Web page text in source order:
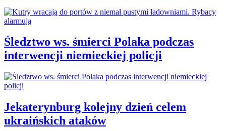
Śledztwo ws. śmierci Polaka podczas
interwencji niemieckiej policji
Jekaterynburg kolejny dzień celem
ukraińskich ataków